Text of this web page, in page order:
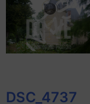
DSC_4737